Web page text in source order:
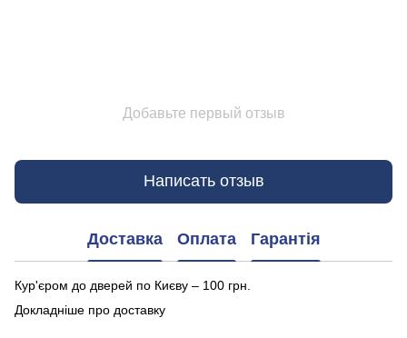
Добавьте первый отзыв
Написать отзыв
Доставка Оплата Гарантія
Кур'єром до дверей по Києву – 100 грн.
Докладніше про доставку